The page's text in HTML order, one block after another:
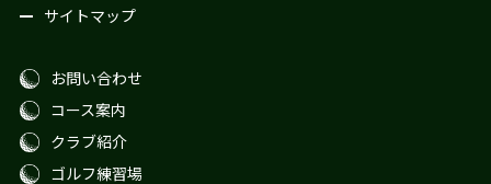
サイトマップ
お問い合わせ
コース案内
クラブ紹介
ゴルフ練習場